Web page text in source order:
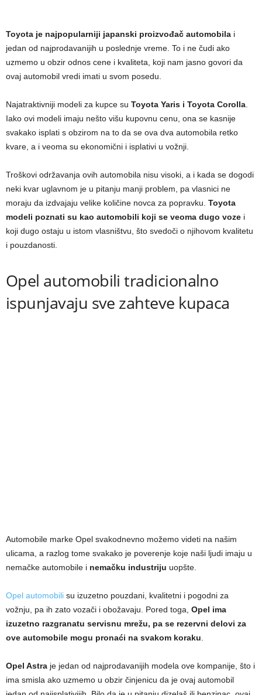
Toyota je najpopularniji japanski proizvođač automobila i
jedan od najprodavanijih u poslednje vreme. To i ne čudi ako
uzmemo u obzir odnos cene i kvaliteta, koji nam jasno govori da
ovaj automobil vredi imati u svom posedu.
Najatraktivniji modeli za kupce su Toyota Yaris i Toyota Corolla
Iako ovi modeli imaju nešto višu kupovnu cenu, ona se kasnije
svakako isplati s obzirom na to da se ova dva automobila retko
kvare, a i veoma su ekonomični i isplativi u vožnji.
Troškovi održavanja ovih automobila nisu visoki, a i kada se dogodi
neki kvar uglavnom je u pitanju manji problem, pa vlasnici ne
moraju da izdvajaju velike količine novca za popravku. Toyota
modeli poznati su kao automobili koji se veoma dugo voze i
koji dugo ostaju u istom vlasništvu, što svedoči o njihovom kvalitetu
i pouzdanosti.
Opel automobili tradicionalno
ispunjavaju sve zahteve kupaca
Automobile marke Opel svakodnevno možemo videti na našim
ulicama, a razlog tome svakako je poverenje koje naši ljudi imaju u
nemačke automobile i nemačku industriju uopšte.
Opel automobili su izuzetno pouzdani, kvalitetni i pogodni za
vožnju, pa ih zato vozači i obožavaju. Pored toga, Opel ima
izuzetno razgranatu servisnu mrežu, pa se rezervni delovi za
ove automobile mogu pronaći na svakom koraku
Opel Astra je jedan od najprodavanijih modela ove kompanije, što i
ima smisla ako uzmemo u obzir činjenicu da je ovaj automobil